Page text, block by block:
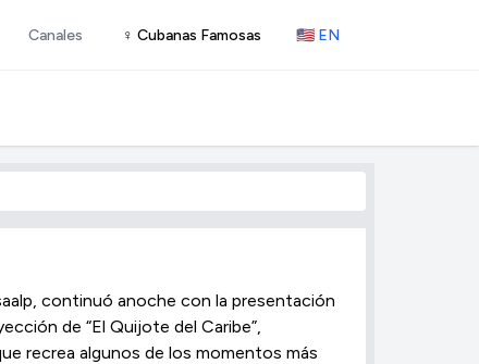
Canales ♀ Cubanas Famosas 🇺🇸 EN
continuó anoche con la presentación
de “El Quijote del Caribe”,
recrea algunos de los momentos más